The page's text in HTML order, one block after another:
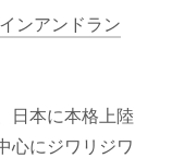
ンアンドラン
日本に本格上陸
心にジワリジワ